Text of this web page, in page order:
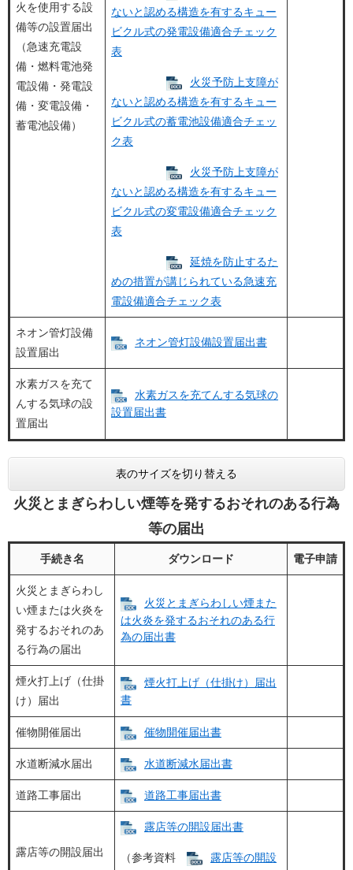
火を使用する設
備等の設置届出
（急速充電設
備・燃料電池発
電設備・発電設
備・変電設備・
蓄電池設備）
ないと認める構造を有するキュー
ビクル式の発電設備適合チェック
表
火災予防上支障が
ないと認める構造を有するキュー
ビクル式の蓄電池設備適合チェッ
ク表
火災予防上支障が
ないと認める構造を有するキュー
ビクル式の変電設備適合チェック
表
延焼を防止するた
めの措置が講じられている急速充
電設備適合チェック表
ネオン管灯設備
設置届出
ネオン管灯設備設置届出書​
水素ガスを充て
んする気球の設
置届出
水素ガスを充てんする気球の
設置届出書​
表のサイズを切り替える
火災とまぎらわしい煙等を発するおそれのある行為
等の届出
手続き名 ダウンロード 電子申請
火災とまぎらわし
い煙または火炎を
発するおそれのあ
る行為の届出
火災とまぎらわしい煙また
は火炎を発するおそれのある行
為の届出書​
煙火打上げ（仕掛
け）届出
煙火打上げ（仕掛け）届出
書
催物開催届出 催物開催届出書
水道断減水届出 水道断減水届出書
道路工事届出 道路工事届出書
露店等の開設届出
露店等の開設届出書
（参考資料 露店等の開設